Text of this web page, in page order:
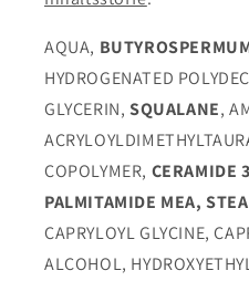
AQUA,
HYDROGENATED
GLYCERIN, SQUALANE,
COPOLYMER, CERAMIDE
PALMITAMIDE MEA,
CAPRYLOYL GLYCINE,
ALCOHOL,